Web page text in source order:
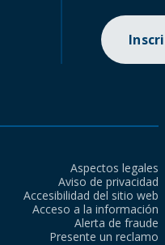
Aspectos legales
Aviso de privacidad
Accesibilidad del sitio web
Acceso a la información
Alerta de fraude
Presente un reclamo